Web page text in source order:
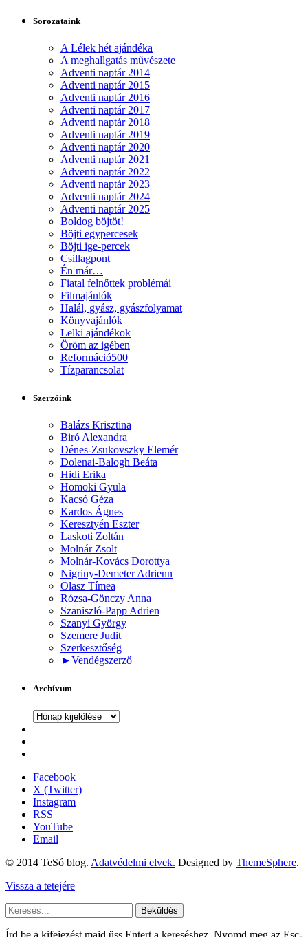
Sorozataink
A Lélek hét ajándéka
A meghallgatás művészete
Adventi naptár 2014
Adventi naptár 2015
Adventi naptár 2016
Adventi naptár 2017
Adventi naptár 2018
Adventi naptár 2019
Adventi naptár 2020
Adventi naptár 2021
Adventi naptár 2022
Adventi naptár 2023
Adventi naptár 2024
Adventi naptár 2025
Boldog böjtöt!
Böjti egypercesek
Böjti ige-percek
Csillagpont
Én már…
Fiatal felnőttek problémái
Filmajánlók
Halál, gyász, gyászfolyamat
Könyvajánlók
Lelki ajándékok
Öröm az igében
Reformáció500
Tízparancsolat
Szerzőink
Balázs Krisztina
Biró Alexandra
Dénes-Zsukovszky Elemér
Dolenai-Balogh Beáta
Hidi Erika
Homoki Gyula
Kacsó Géza
Kardos Ágnes
Keresztyén Eszter
Laskoti Zoltán
Molnár Zsolt
Molnár-Kovács Dorottya
Nigriny-Demeter Adrienn
Olasz Tímea
Rózsa-Gönczy Anna
Szaniszló-Papp Adrien
Szanyi György
Szemere Judit
Szerkesztőség
►Vendégszerző
Archívum
Archívum
Facebook
X (Twitter)
Instagram
RSS
YouTube
Email
© 2014 TeSó blog. Adatvédelmi elvek. Designed by ThemeSphere.
Vissza a tetejére
Beküldés
Írd be a kifejezést majd üss Entert a kereséshez. Nyomd meg az Esc-